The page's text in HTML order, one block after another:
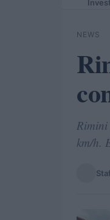
NEWS
Rimini
km/h.